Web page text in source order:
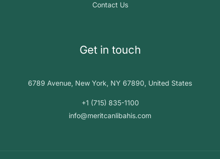
Contact Us
Get in touch
6789 Avenue, New York, NY 67890, United States
+1 (715) 835-1100
info@meritcanlibahis.com